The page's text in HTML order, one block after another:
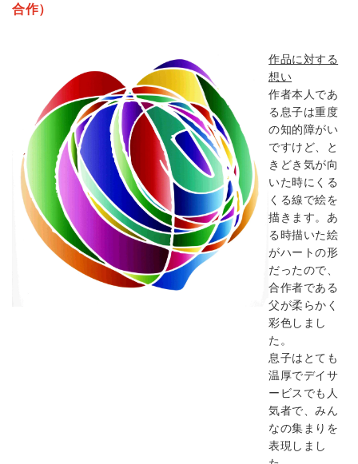
合作）
作品に対する
想い
作者本人であ
る息子は重度
の知的障がい
ですけど、と
きどき気が向
いた時にくる
くる線で絵を
描きます。あ
る時描いた絵
がハートの形
だったので、
合作者である
父が柔らかく
彩色しまし
た。
息子はとても
温厚でデイサ
ービスでも人
気者で、みん
なの集まりを
表現しまし